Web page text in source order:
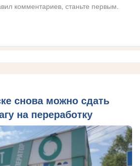
комментариев, станьте первым.
снова можно сдать
на переработку